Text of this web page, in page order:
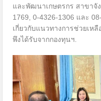
และพัฒนาเกษตรกร สาขาจั
1769, 0-4326-1306 และ
เกี่ยวกับแนวทางการช่วยเห
พึงได้รับจากกองทุนฯ.